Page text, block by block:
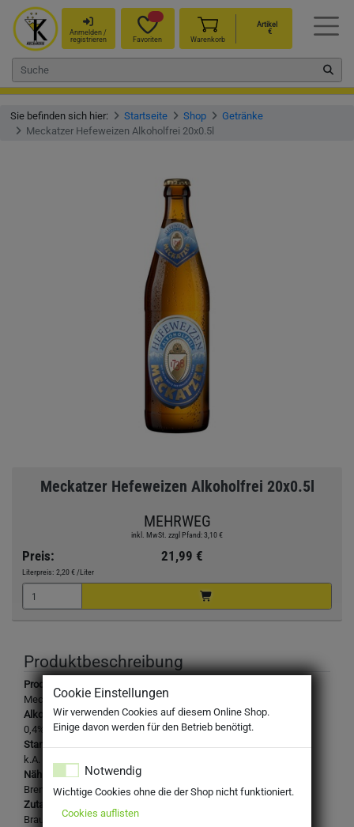
Anmelden /
registrieren
Favoriten Warenkorb
Artikel
€
Sie befinden sich hier: Startseite Shop
Getränke
Meckatzer Hefeweizen Alkoholfrei 20x0.5l
Meckatzer Hefeweizen Alkoholfrei 20x0.5l
MEHRWEG
inkl. MwSt. zzgl Pfand: 3,10 €
Preis: 21,99 €
Literpreis: 2,20 € /Liter
Produktbeschreibung
Produktbezeichnung:
Meckatzer Hefeweizen Alkoholfre, Weizenbier alkoholfrei
Alkoholgehalt:
0,4% Vol.
Stammwürze:
k.A.
Nährwertangaben je 100ml:
Brennwert: 35 kcal
Zutaten:
Brauwasser,Weizenmalz, Gerstenmalz
Cookie Einstellungen
Wir verwenden Cookies auf diesem Online Shop.
Einige davon werden für den Betrieb benötigt.
Notwendig
Wichtige Cookies ohne die der Shop nicht funktioniert.
Cookies auflisten